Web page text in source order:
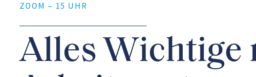
ZOOM – 15 UHR
Alles Wichtige